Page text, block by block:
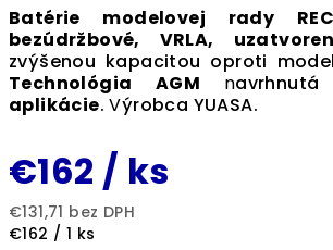
Batérie modelovej rady REC
bezúdržbové, VRLA,
zvýšenou kapacitou oproti
Technológia AGM n
aplikácie.Výrobca YUASA.
€162 / ks
€131,71 bez DPH
Jednotková
€162 / 1 ks